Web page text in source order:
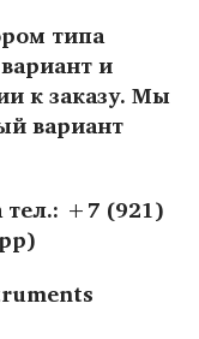
типа
и
к заказу. Мы
вариант
тел.: +7 (921)